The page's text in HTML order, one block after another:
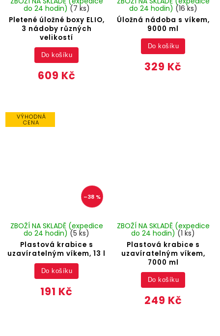
Pletené úložné boxy ELIO,
3 nádoby různých
velikostí
do 24 hodin) (7 ks)
609 Kč
Do košíku
Úložná nádoba s víkem,
9000 ml
do 24 hodin) (16 ks)
329 Kč
Do košíku
VÝHODNÁ
CENA
–38 %
Plastová krabice s
uzavíratelným víkem, 13 l
ZBOŽÍ NA SKLADĚ (expedice
do 24 hodin) (5 ks)
191 Kč
Do košíku
Plastová krabice s
uzavíratelným víkem,
7000 ml
ZBOŽÍ NA SKLADĚ (expedice
do 24 hodin) (1 ks)
249 Kč
Do košíku